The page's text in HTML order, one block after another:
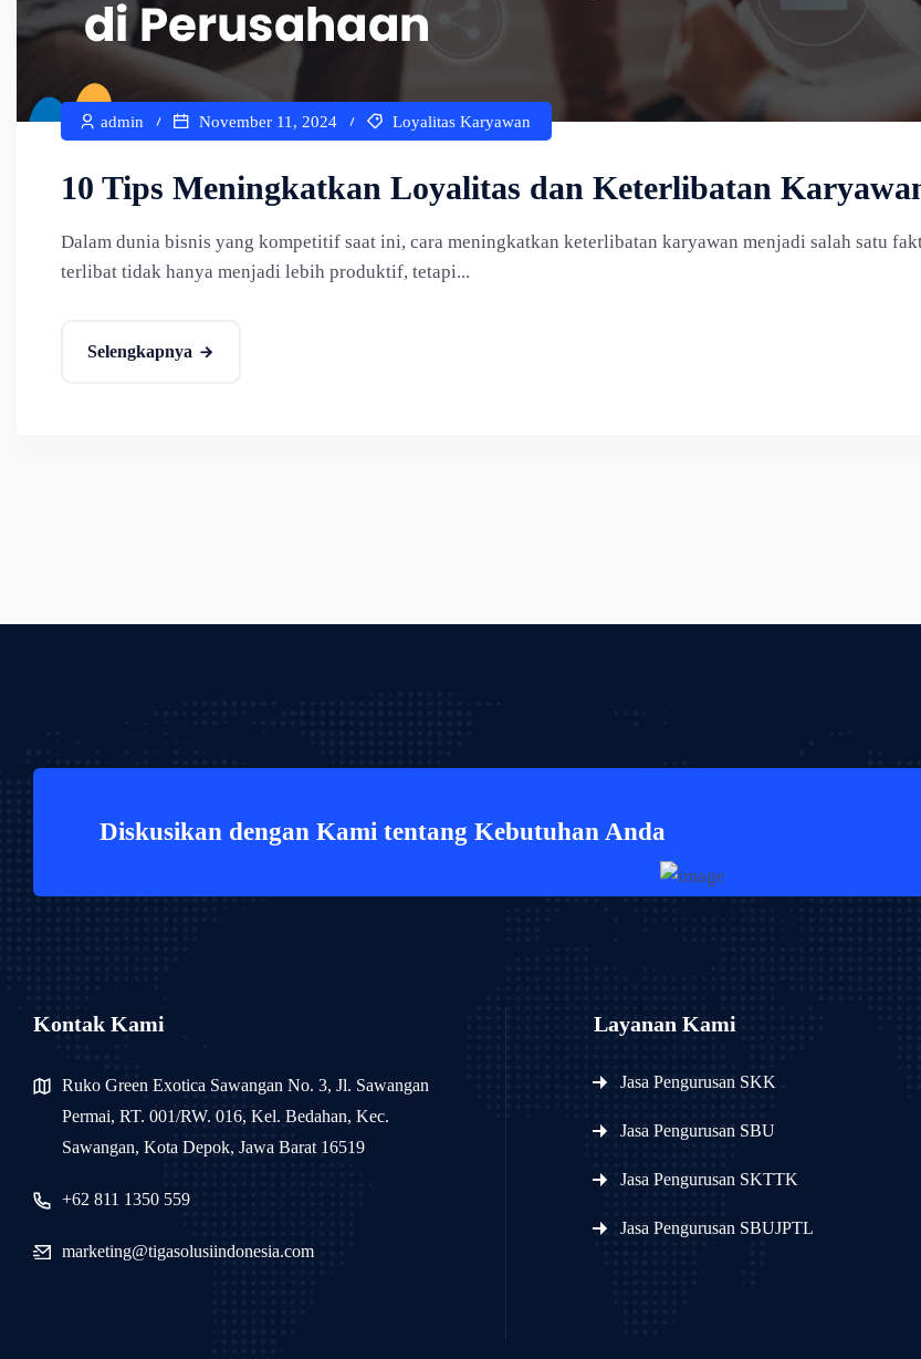
admin November 11, 2024 Loyalitas Karyawan
10 Tips Meningkatkan Loyalitas dan Keterlibatan
Dalam dunia bisnis yang kompetitif saat ini, cara meningkatkan keterlibatan karyawan menjadi salah satu
terlibat tidak hanya menjadi lebih produktif, tetapi...
Selengkapnya
Diskusikan dengan Kami tentang Kebutuhan Anda
Kontak Kami
Ruko Green Exotica Sawangan No. 3, Jl. Sawangan
Permai, RT. 001/RW. 016, Kel. Bedahan, Kec.
Sawangan, Kota Depok, Jawa Barat 16519
+62 811 1350 559
marketing@tigasolusiindonesia.com
Layanan Kami
Jasa Pengurusan SKK
Jasa Pengurusan SBU
Jasa Pengurusan SKTTK
Jasa Pengurusan SBUJPTL